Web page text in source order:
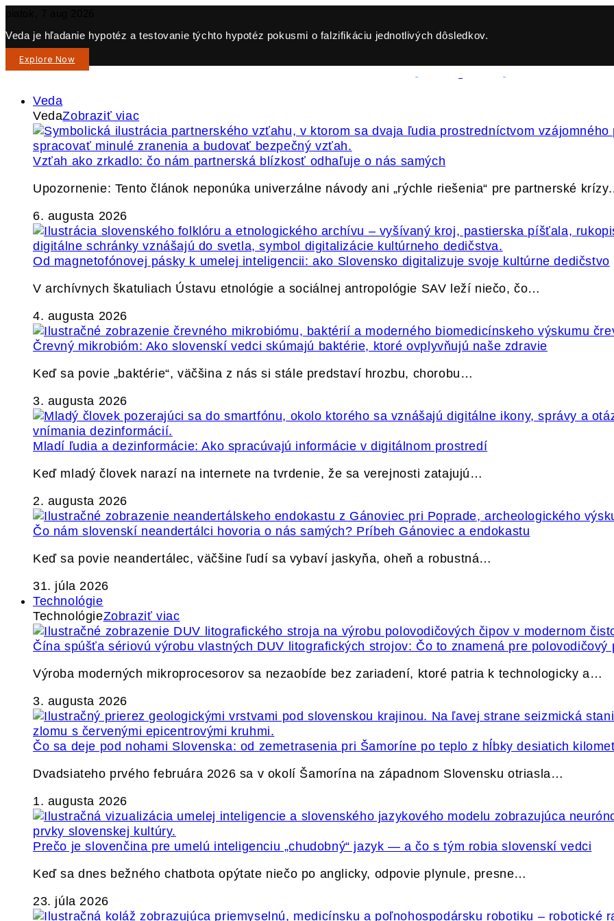
Veda je hľadanie hypotéz a testovanie týchto hypotéz pokusmi o falzifikáciu jednotlivých dôsledkov.
Explore Now
Veda
VedaZobraziť viac
Vzťah ako zrkadlo: čo nám partnerská blízkosť odhaľuje o nás samých
Upozornenie: Tento článok neponúka univerzálne návody ani „rýchle riešenia“ pre partnerské
6. augusta 2026
Od magnetofónovej pásky k umelej inteligencii: ako Slovensko digitalizuje svoje kultúrne dedičstvo
V archívnych škatuliach Ústavu etnológie a sociálnej antropológie SAV leží niečo, čo…
4. augusta 2026
Črevný mikrobióm: Ako slovenskí vedci skúmajú baktérie, ktoré ovplyvňujú naše zdravie
Keď sa povie „baktérie“, väčšina z nás si stále predstaví hrozbu, chorobu…
3. augusta 2026
Mladí ľudia a dezinformácie: Ako spracúvajú informácie v digitálnom prostredí
Keď mladý človek narazí na internete na tvrdenie, že sa verejnosti zatajujú…
2. augusta 2026
Čo nám slovenskí neandertálci hovoria o nás samých? Príbeh Gánoviec a endokastu
Keď sa povie neandertálec, väčšine ľudí sa vybaví jaskyňa, oheň a robustná…
31. júla 2026
Technológie
TechnológieZobraziť viac
Čína spúšťa sériovú výrobu vlastných DUV litografických strojov: Čo to znamená pre polovodičový
Výroba moderných mikroprocesorov sa nezaobíde bez zariadení, ktoré patria k technologicky a…
3. augusta 2026
Čo sa deje pod nohami Slovenska: od zemetrasenia pri Šamoríne po teplo z hĺbky desiatich
Dvadsiateho prvého februára 2026 sa v okolí Šamorína na západnom Slovensku otriasla…
1. augusta 2026
Prečo je slovenčina pre umelú inteligenciu „chudobný“ jazyk — a čo s tým robia slovenskí vedci
Keď sa dnes bežného chatbota opýtate niečo po anglicky, odpovie plynule, presne…
23. júla 2026